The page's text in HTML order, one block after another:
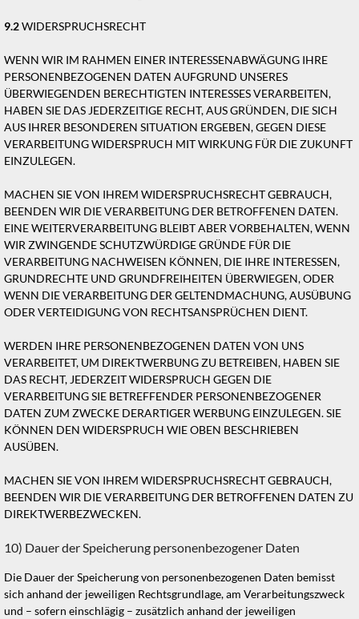
9.2WIDERSPRUCHSRECHT
WENN WIR IM RAHMEN EINER INTERESSENABWÄGUNG IHRE
PERSONENBEZOGENEN DATEN AUFGRUND UNSERES
ÜBERWIEGENDEN BERECHTIGTEN INTERESSES VERARBEITEN,
HABEN SIE DAS JEDERZEITIGE RECHT, AUS GRÜNDEN, DIE SICH
AUS IHRER BESONDEREN SITUATION ERGEBEN, GEGEN DIESE
VERARBEITUNG WIDERSPRUCH MIT WIRKUNG FÜR DIE ZUKUNFT
EINZULEGEN.
MACHEN SIE VON IHREM WIDERSPRUCHSRECHT GEBRAUCH,
BEENDEN WIR DIE VERARBEITUNG DER BETROFFENEN DATEN.
EINE WEITERVERARBEITUNG BLEIBT ABER VORBEHALTEN, WENN
WIR ZWINGENDE SCHUTZWÜRDIGE GRÜNDE FÜR DIE
VERARBEITUNG NACHWEISEN KÖNNEN, DIE IHRE INTERESSEN,
GRUNDRECHTE UND GRUNDFREIHEITEN ÜBERWIEGEN, ODER
WENN DIE VERARBEITUNG DER GELTENDMACHUNG, AUSÜBUNG
ODER VERTEIDIGUNG VON RECHTSANSPRÜCHEN DIENT.
WERDEN IHRE PERSONENBEZOGENEN DATEN VON UNS
VERARBEITET, UM DIREKTWERBUNG ZU BETREIBEN, HABEN SIE
DAS RECHT, JEDERZEIT WIDERSPRUCH GEGEN DIE
VERARBEITUNG SIE BETREFFENDER PERSONENBEZOGENER
DATEN ZUM ZWECKE DERARTIGER WERBUNG EINZULEGEN. SIE
KÖNNEN DEN WIDERSPRUCH WIE OBEN BESCHRIEBEN
AUSÜBEN.
MACHEN SIE VON IHREM WIDERSPRUCHSRECHT GEBRAUCH,
BEENDEN WIR DIE VERARBEITUNG DER BETROFFENEN DATEN ZU
DIREKTWERBEZWECKEN.
10) Dauer der Speicherung personenbezogener Daten
Die Dauer der Speicherung von personenbezogenen Daten bemisst
sich anhand der jeweiligen Rechtsgrundlage, am Verarbeitungszweck
und – sofern einschlägig – zusätzlich anhand der jeweiligen